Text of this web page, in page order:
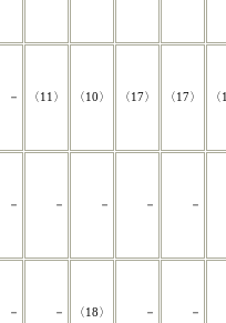
－ 〈11〉 〈10〉 〈17〉 〈17〉
－ － － － －
－ － 〈18〉 － －